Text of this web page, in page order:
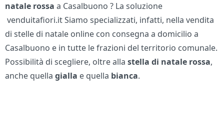
natale rossa a Casalbuono ? La soluzione
venduitafiori.it Siamo specializzati, infatti, nella vendita
di stelle di natale online con consegna a domicilio a
Casalbuono e in tutte le frazioni del territorio comunale.
Possibilità di scegliere, oltre allastella di natale rossa,
anche quellagialla e quella bianca.